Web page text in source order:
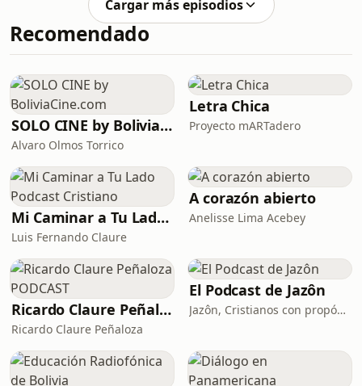
MéridaDirección y d
narración: Jhosie Matias
MirandaEdición y diseño sonoro:
Abraham Marca MéridaDirección y
MirandaProducido por Felina Estudio.
Una productora boliviana de
podcast.Para saber más, o comprar
Cargar más episodios
Recomendado
SOLO CINE by BoliviaCine.com
Alvaro Olmos Torrico
Letra Chica
Proyecto mARTadero
Mi Caminar a Tu Lado Podcast Cristiano
Luis Fernando Claure
A corazón abierto
Anelisse Lima Acebey
Ricardo Claure Peñaloza PODCAST
Ricardo Claure Peñaloza
El Podcast de Jazôn
Jazôn, Cristianos con propósito